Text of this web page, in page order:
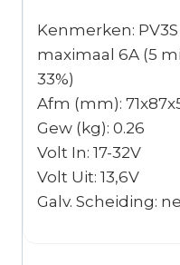
Kenmerken:
maximaal 6A (5
33%)
Afm (mm):
Gew (kg): 0.26
Volt In: 17-32V
Volt Uit: 13,6V
Galv. Scheiding: